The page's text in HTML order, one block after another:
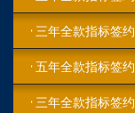
三年全款指标签约
五年全款指标签约
三年全款指标签约